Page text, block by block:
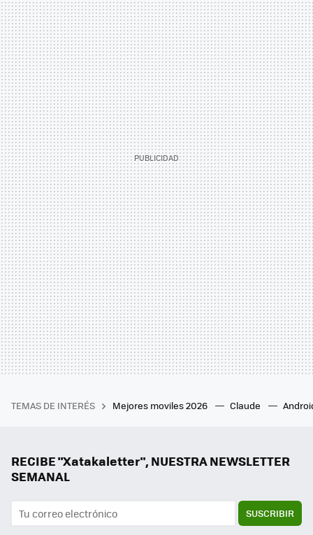
TEMAS DE INTERÉS Mejores moviles 2026 Claude
RECIBE "Xatakaletter", NUESTRA NEWSLETTER
SEMANAL
SUSCRIBIR